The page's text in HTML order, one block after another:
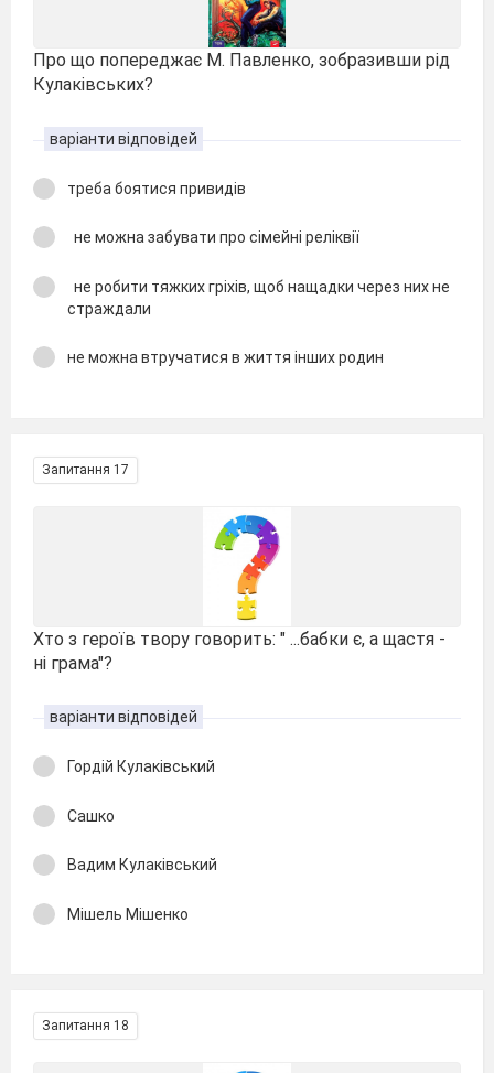
Про що попереджає М. Павленко, зобразивши рід
Кулаківських?
варіанти відповідей
треба боятися привидів
не можна забувати про сімейні реліквії
не робити тяжких гріхів, щоб нащадки через них не
страждали
не можна втручатися в життя інших родин
Запитання 17
Хто з героїв твору говорить: " ...бабки є, а щастя -
ні грама"?
варіанти відповідей
Гордій Кулаківський
Сашко
Вадим Кулаківський
Мішель Мішенко
Запитання 18